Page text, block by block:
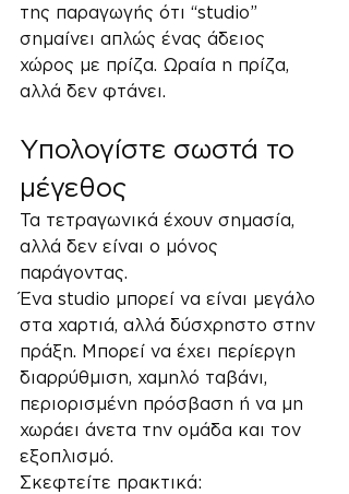
της παραγωγής ότι “studio”
σημαίνει απλώς ένας άδειος
χώρος με πρίζα. Ωραία η πρίζα,
αλλά δεν φτάνει.
Υπολογίστε σωστά το
μέγεθος
Τα τετραγωνικά έχουν σημασία,
αλλά δεν είναι ο μόνος
παράγοντας.
Ένα studio μπορεί να είναι μεγάλο
στα χαρτιά, αλλά δύσχρηστο στην
πράξη. Μπορεί να έχει περίεργη
διαρρύθμιση, χαμηλό ταβάνι,
περιορισμένη πρόσβαση ή να μη
χωράει άνετα την ομάδα και τον
εξοπλισμό.
Σκεφτείτε πρακτικά: